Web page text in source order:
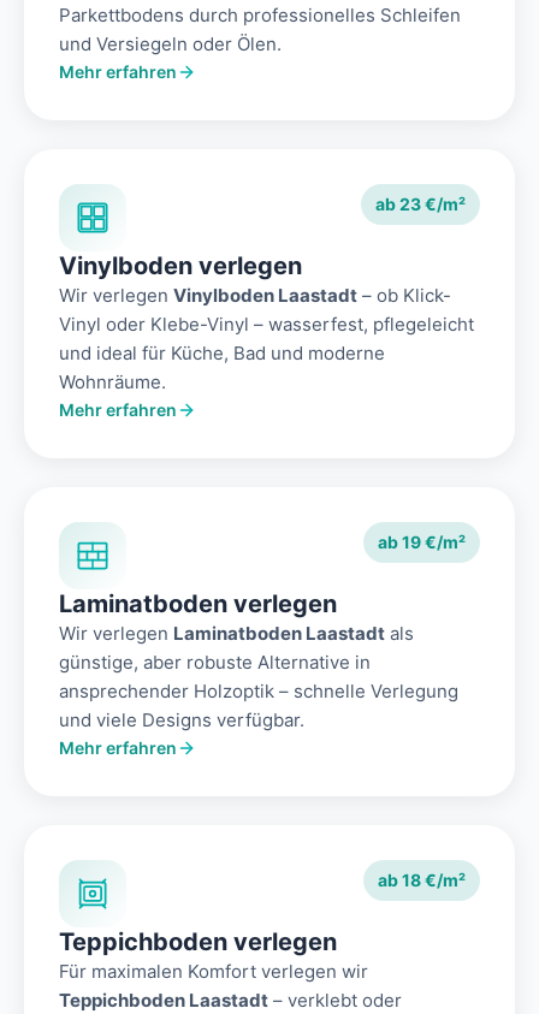
Parkettbodens durch professionelles Schleifen
und Versiegeln oder Ölen.
Mehr erfahren
ab 23 €/m²
Vinylboden verlegen
Wir verlegen Vinylboden Laastadt – ob Klick-
Vinyl oder Klebe-Vinyl – wasserfest, pflegeleicht
und ideal für Küche, Bad und moderne
Wohnräume.
Mehr erfahren
ab 19 €/m²
Laminatboden verlegen
Wir verlegen Laminatboden Laastadt als
günstige, aber robuste Alternative in
ansprechender Holzoptik – schnelle Verlegung
und viele Designs verfügbar.
Mehr erfahren
ab 18 €/m²
Teppichboden verlegen
Für maximalen Komfort verlegen wir
Teppichboden Laastadt – verklebt oder